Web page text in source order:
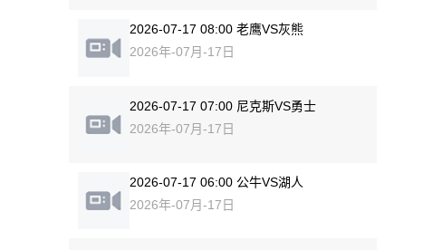
2026-07-17 08:00 老鹰VS灰熊
2026年-07月-17日
2026-07-17 07:00 尼克斯VS勇士
2026年-07月-17日
2026-07-17 06:00 公牛VS湖人
2026年-07月-17日